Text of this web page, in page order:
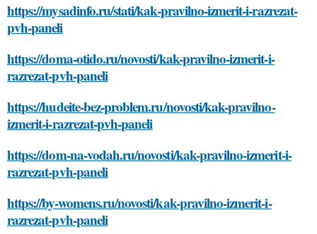
https://mysadinfo.ru/stati/kak-pravilno-izmerit-i-razrezat-
pvh-paneli
https://doma-otido.ru/novosti/kak-pravilno-izmerit-i-
razrezat-pvh-paneli
https://hudeite-bez-problem.ru/novosti/kak-pravilno-
izmerit-i-razrezat-pvh-paneli
https://dom-na-vodah.ru/novosti/kak-pravilno-izmerit-i-
razrezat-pvh-paneli
https://by-womens.ru/novosti/kak-pravilno-izmerit-i-
razrezat-pvh-paneli